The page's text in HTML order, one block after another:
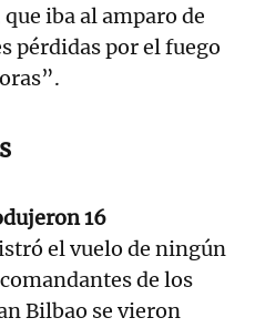
iba al amparo de
pérdidas por el fuego
16
el vuelo de ningún
de los
Bilbao se vieron